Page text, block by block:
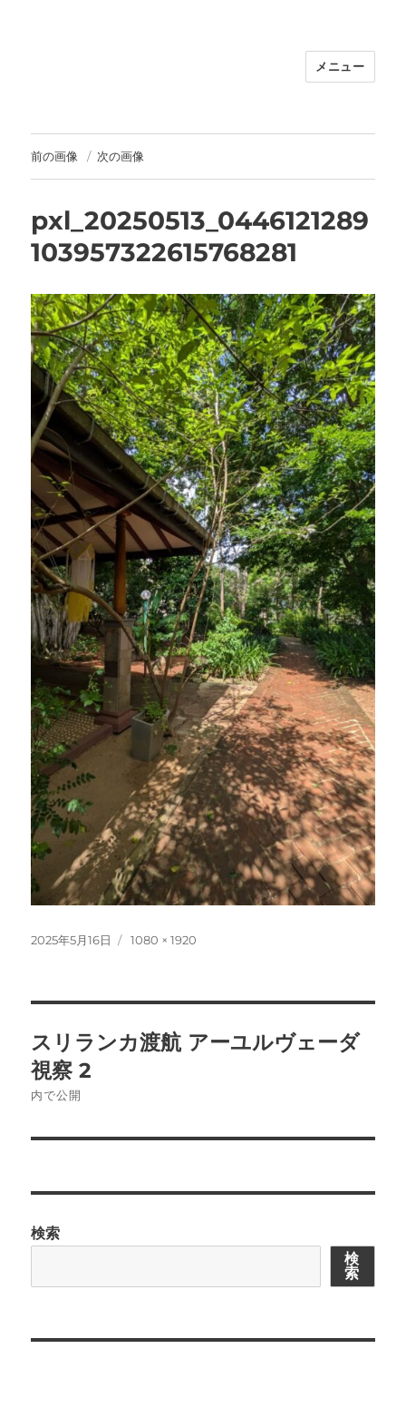
福岡｜天神/今泉/薬院の美容室｜moi
30代からの大人の本気ケアサロン｜オ
フィシャルサイト｜福岡天神エリアで
早朝7時から深夜24時まで営業｜天然
100％ハナヘナ｜湯シャン｜
メニュー
前の画像 次の画像
pxl_20250513_0446121289
103957322615768281
投
2025年5月16日
フ
1080 × 1920
稿
ナ
ビ
シ
ョ
スリランカ渡航 アーユルヴェーダ
視察 2
内で公開
検索
検
索